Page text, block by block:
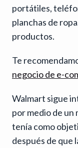
portátiles,
planchas de
productos.
Te
negocio de e-
Walmart sigue
por medio de un
tenía como
después de que